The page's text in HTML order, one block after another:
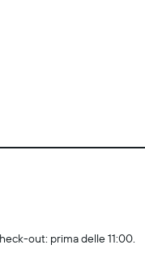
out: prima delle 11:00.